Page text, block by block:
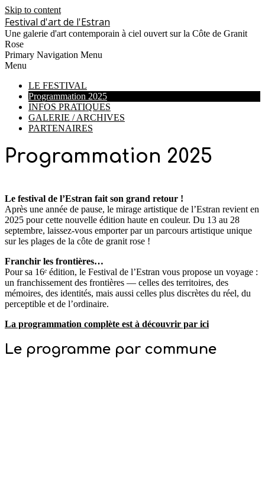
Skip to content
Festival d'art de l'Estran
Une galerie d'art contemporain à ciel ouvert sur la Côte de Granit
Rose
Primary Navigation Menu
Menu
LE FESTIVAL
Programmation 2025
INFOS PRATIQUES
GALERIE / ARCHIVES
PARTENAIRES
Programmation 2025
Le festival de l’Estran fait son grand retour !
Après une année de pause, le mirage artistique de l’Estran revient en
2025 pour cette nouvelle édition haute en couleur. Du 13 au 28
septembre, laissez-vous emporter par un parcours artistique unique
sur les plages de la côte de granit rose !
Franchir les frontières…
Pour sa 16ᵉ édition, le Festival de l’Estran vous propose un voyage :
un franchissement des frontières — celles des territoires, des
mémoires, des identités, mais aussi celles plus discrètes du réel, du
perceptible et de l’ordinaire.
La programmation complète est à découvrir par ici
Le programme par commune